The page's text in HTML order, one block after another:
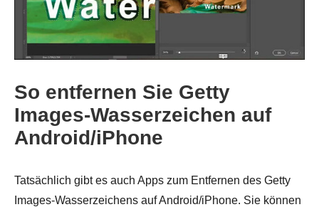
So entfernen Sie Getty
Images-Wasserzeichen auf
Android/iPhone
Tatsächlich gibt es auch Apps zum Entfernen des Getty
Images-Wasserzeichens auf Android/iPhone. Sie können